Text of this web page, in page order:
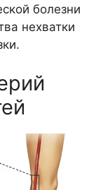
болезни
нехватки